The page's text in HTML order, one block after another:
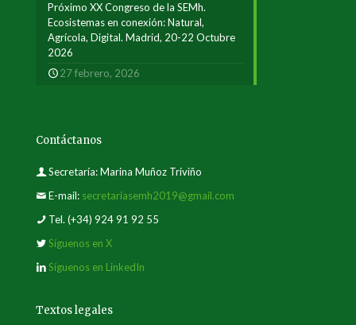
Próximo XX Congreso de la SEMh.
Ecosistemas en conexión: Natural,
Agrícola, Digital. Madrid, 20-22 Octubre
2026
27 febrero, 2026
Contáctanos
Secretaría: Marina Muñoz Triviño
E-mail: secretariasemh2019@gmail.com
Tel. (+34) 924 91 92 55
Síguenos en X
Síguenos en LinkedIn
Textos legales